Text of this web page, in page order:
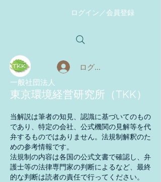
ログイン／会員登録
ログイン
​一般社団法人
東京環境経営研究所（TKK）
当解説は筆者の知見、認識に基づいてのもの
であり、特定の会社、公式機関の見解等を代
弁するものではありません。法規制解釈のた
めの参考情報です。
法規制の内容は各国の公式文書で確認し、弁
護士等の法律専門家の判断によるなど、最終
的な判断は読者の責任で行ってください。